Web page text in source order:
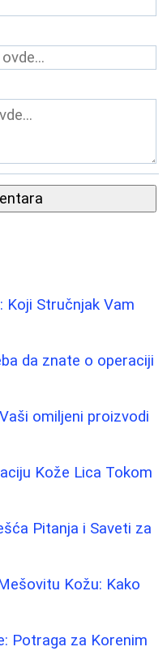
Stručnjak Vam
da znate o operaciji
omiljeni proizvodi
Kože Lica Tokom
Pitanja i Saveti za
Kožu: Kako
Potraga za Korenim